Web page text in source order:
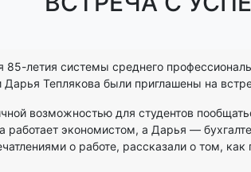
85-летия системы среднего
Дарья Теплякова были приглашены на
возможностью для студентов
работает экономистом, а Дарья —
о работе, рассказали о том,